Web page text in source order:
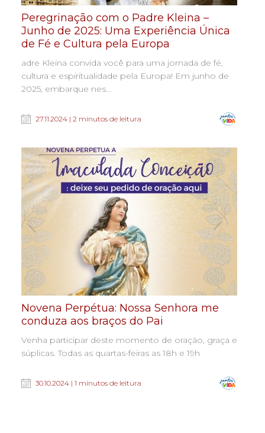
Peregrinação com o Padre Kleina –
Junho de 2025: Uma Experiência Única
de Fé e Cultura pela Europa
adre Kleina convida você para uma jornada de fé,
cultura e espiritualidade pela Europa! Em junho de
2025, embarque nes...
27.11.2024 | 2 minutos de leitura
Novena Perpétua: Nossa Senhora me
conduza aos braços do Pai
Venha participar deste momento de oração, graça e
súplicas. Todas as quartas-feiras as 18h e 19h
30.10.2024 | 1 minutos de leitura